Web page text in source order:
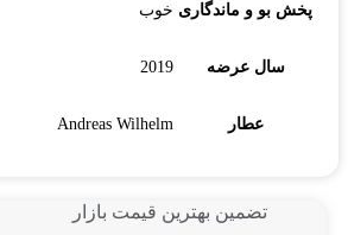
پخش بو و ماندگاری خوب
سال عرضه 2019
عطار Andreas Wilhelm
تضمین بهترین قیمت بازار